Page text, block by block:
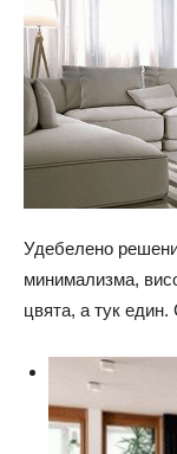
Удебелено
минимализма,
цвята, а тук